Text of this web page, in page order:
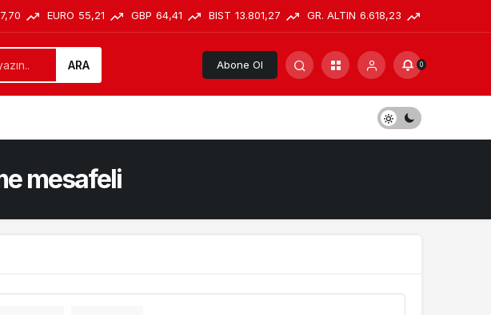
EURO 55,21 GBP 64,41 BIST 13.801,27 GR. ALTIN 6.618,23
ARA Abone Ol 0
mesafeli